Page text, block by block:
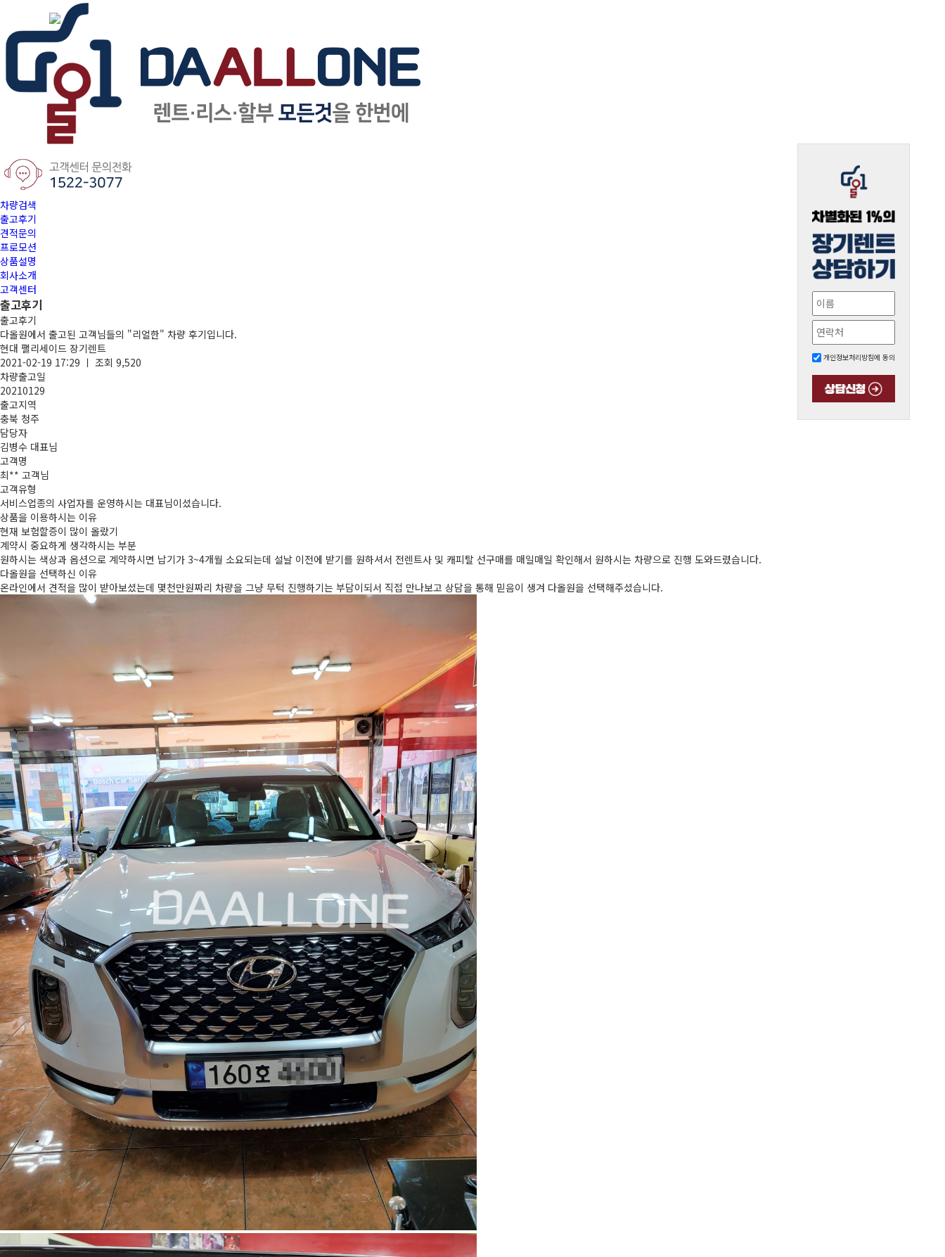
차량검색
출고후기
견적문의
프로모션
상품설명
회사소개
고객센터
개인정보처리방침에 동의
출고후기
출고후기
다올원에서 출고된 고객님들의 "리얼한" 차량 후기입니다.
현대 팰리세이드 장기렌트
2021-02-19 17:29 ㅣ 조회 9,520
차량출고일
20210129
출고지역
충북 청주
담당자
김병수 대표님
고객명
최** 고객님
고객유형
서비스업종의 사업자를 운영하시는 대표님이셨습니다.
상품을 이용하시는 이유
현재 보험할증이 많이 올랐기
계약시 중요하게 생각하시는 부분
원하시는 색상과 옵션으로 계약하시면 납기가 3~4개월 소요되는데 설날 이전에 받기를 원하셔서 전렌트사 및 캐피탈 선구매를 매일매일 확인해서 원하시는 차량으로 진행 도와드렸습니다.
다올원을 선택하신 이유
온라인에서 견적을 많이 받아보셨는데 몇천만원짜리 차량을 그냥 무턱 진행하기는 부담이되서 직접 만나보고 상담을 통해 믿음이 생겨 다올원을 선택해주셨습니다.